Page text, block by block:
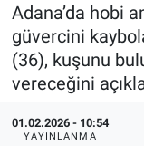
Adana’da hobi
güvercini
(36), kuşunu
vereceğini
01.02.2026 - 10:54
YAYINLANMA
Son Dakika
Haber Arşivi